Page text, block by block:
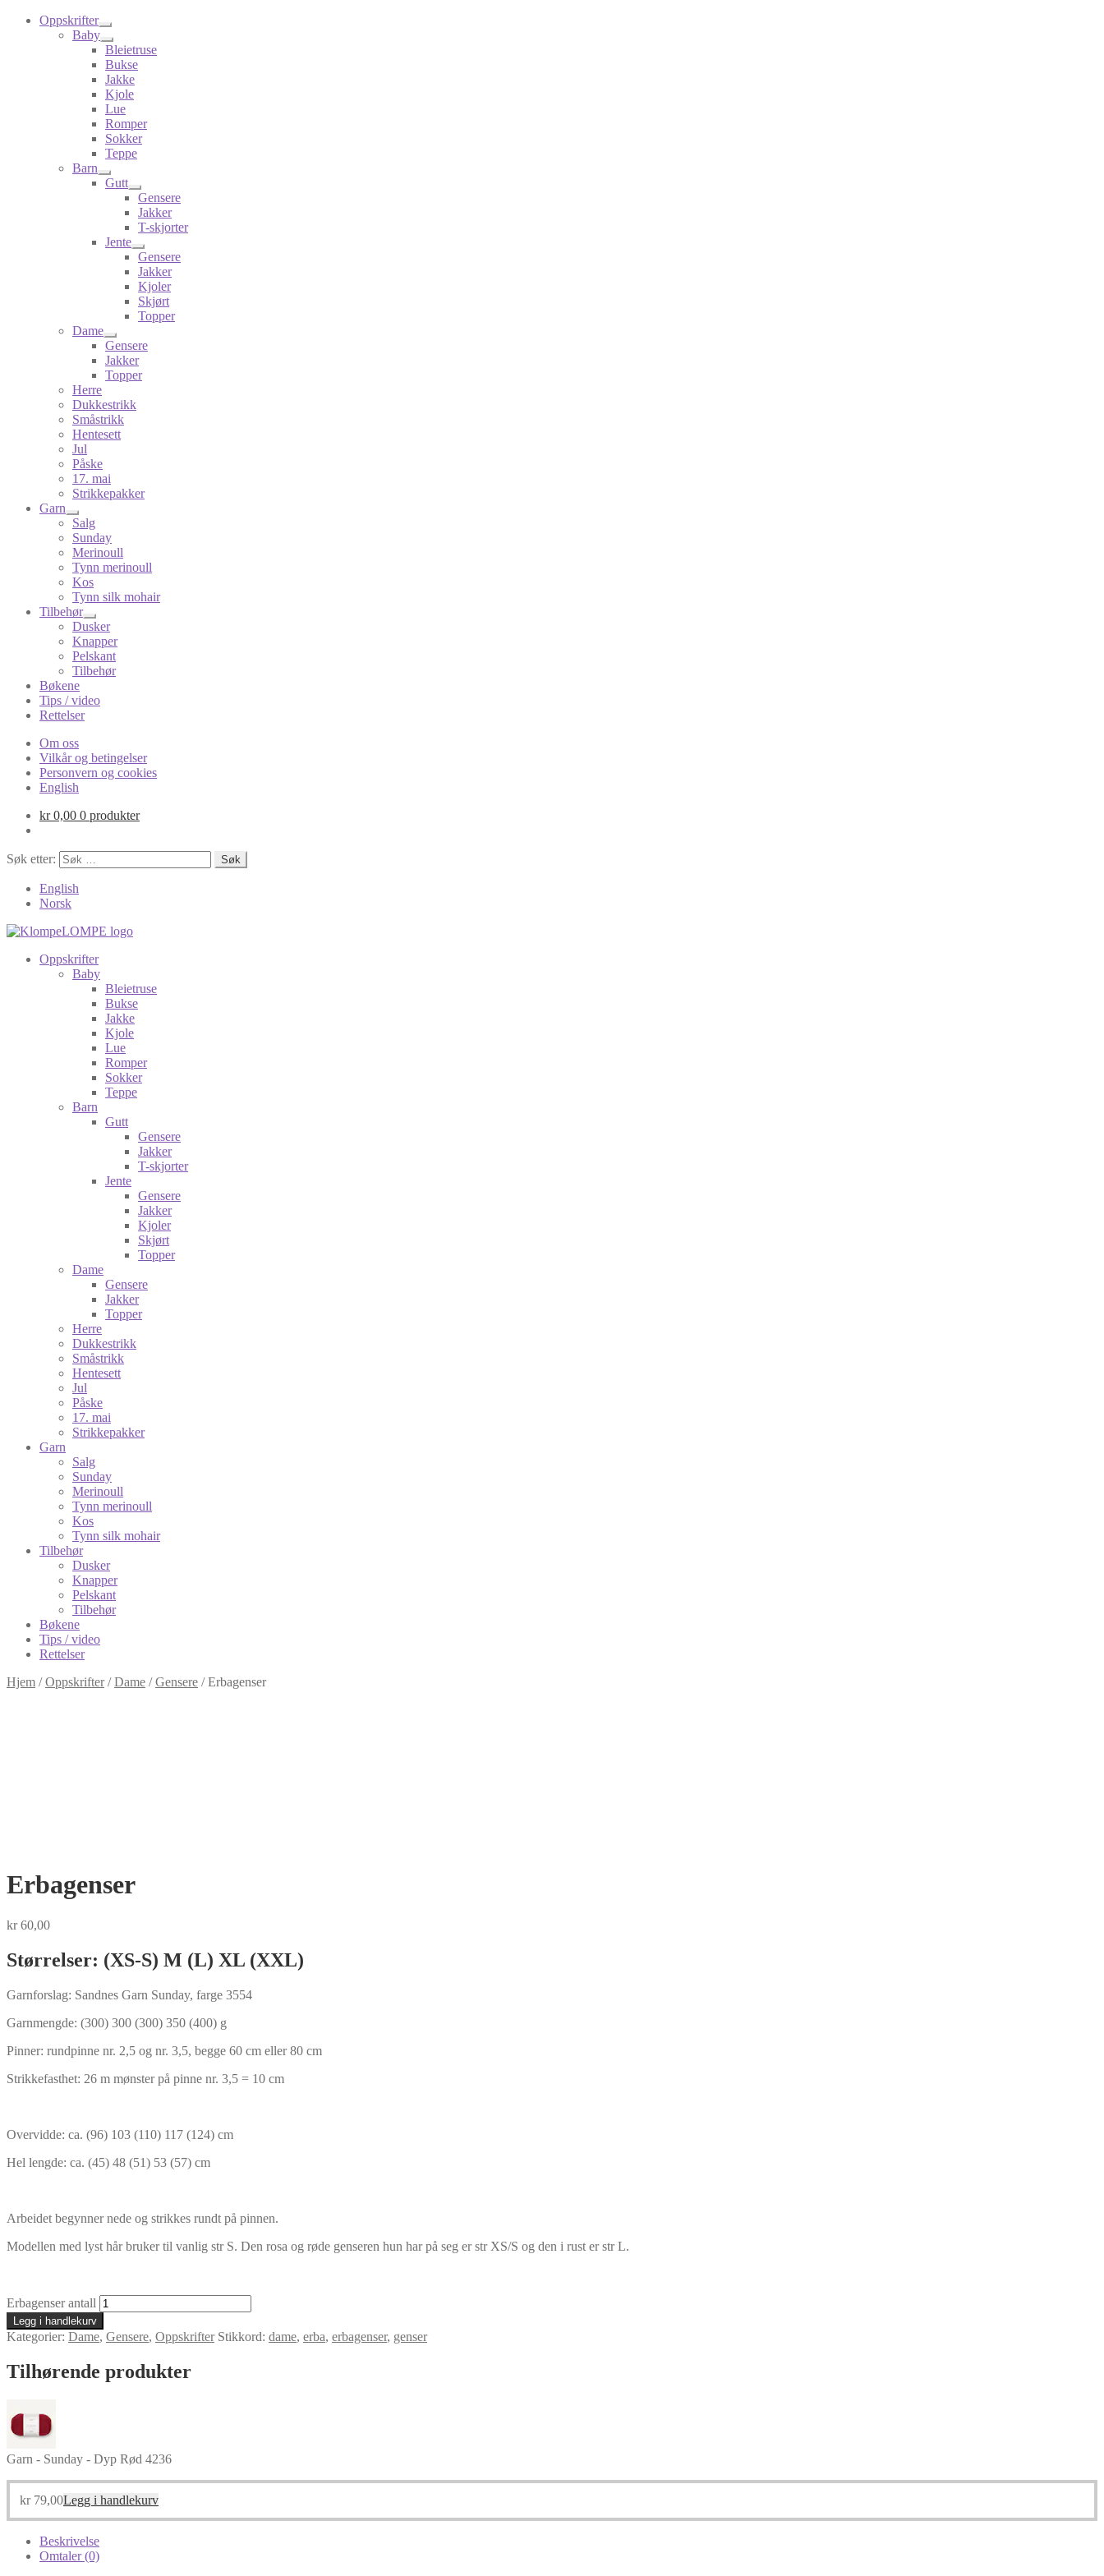
Oppskrifter
Baby
Bleietruse
Bukse
Jakke
Kjole
Lue
Romper
Sokker
Teppe
Barn
Gutt
Gensere
Jakker
T-skjorter
Jente
Gensere
Jakker
Kjoler
Skjørt
Topper
Dame
Gensere
Jakker
Topper
Herre
Dukkestrikk
Småstrikk
Hentesett
Jul
Påske
17. mai
Strikkepakker
Garn
Salg
Sunday
Merinoull
Tynn merinoull
Kos
Tynn silk mohair
Tilbehør
Dusker
Knapper
Pelskant
Tilbehør
Bøkene
Tips / video
Rettelser
Om oss
Vilkår og betingelser
Personvern og cookies
English
kr0,00 0 produkter
Søk etter:
English
Norsk
Oppskrifter
Baby
Bleietruse
Bukse
Jakke
Kjole
Lue
Romper
Sokker
Teppe
Barn
Gutt
Gensere
Jakker
T-skjorter
Jente
Gensere
Jakker
Kjoler
Skjørt
Topper
Dame
Gensere
Jakker
Topper
Herre
Dukkestrikk
Småstrikk
Hentesett
Jul
Påske
17. mai
Strikkepakker
Garn
Salg
Sunday
Merinoull
Tynn merinoull
Kos
Tynn silk mohair
Tilbehør
Dusker
Knapper
Pelskant
Tilbehør
Bøkene
Tips / video
Rettelser
Hjem /Oppskrifter/Dame /Gensere /Erbagenser
Erbagenser
kr60,00
Størrelser: (XS-S) M (L) XL (XXL)
Garnforslag: Sandnes Garn Sunday, farge 3554
Garnmengde: (300) 300 (300) 350 (400) g
Pinner: rundpinne nr. 2,5 og nr. 3,5, begge 60 cm eller 80 cm
Strikkefasthet: 26 m mønster på pinne nr. 3,5 = 10 cm
Overvidde: ca. (96) 103 (110) 117 (124) cm
Hel lengde: ca. (45) 48 (51) 53 (57) cm
Arbeidet begynner nede og strikkes rundt på pinnen.
Modellen med lyst hår bruker til vanlig str S. Den rosa og røde genseren hun har på seg er str XS/S og den i rust er str L.
Erbagenser antall
Legg i handlekurv
Kategorier: Dame, Gensere, Oppskrifter Stikkord: dame, erba, erbagenser, genser
Tilhørende produkter
Garn - Sunday - Dyp Rød 4236
kr79,00Legg i handlekurv
Beskrivelse
Omtaler (0)